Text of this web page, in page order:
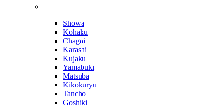
Showa
Kohaku
Chagoi
Karashi
Kujaku
Yamabuki
Matsuba
Kikokuryu
Tancho
Goshiki